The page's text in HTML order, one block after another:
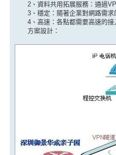
2、資料共用拓展服務：通過
3、穩定：隨著企業對網路需求
4、高速：各點都需要高速的接
方案設計：